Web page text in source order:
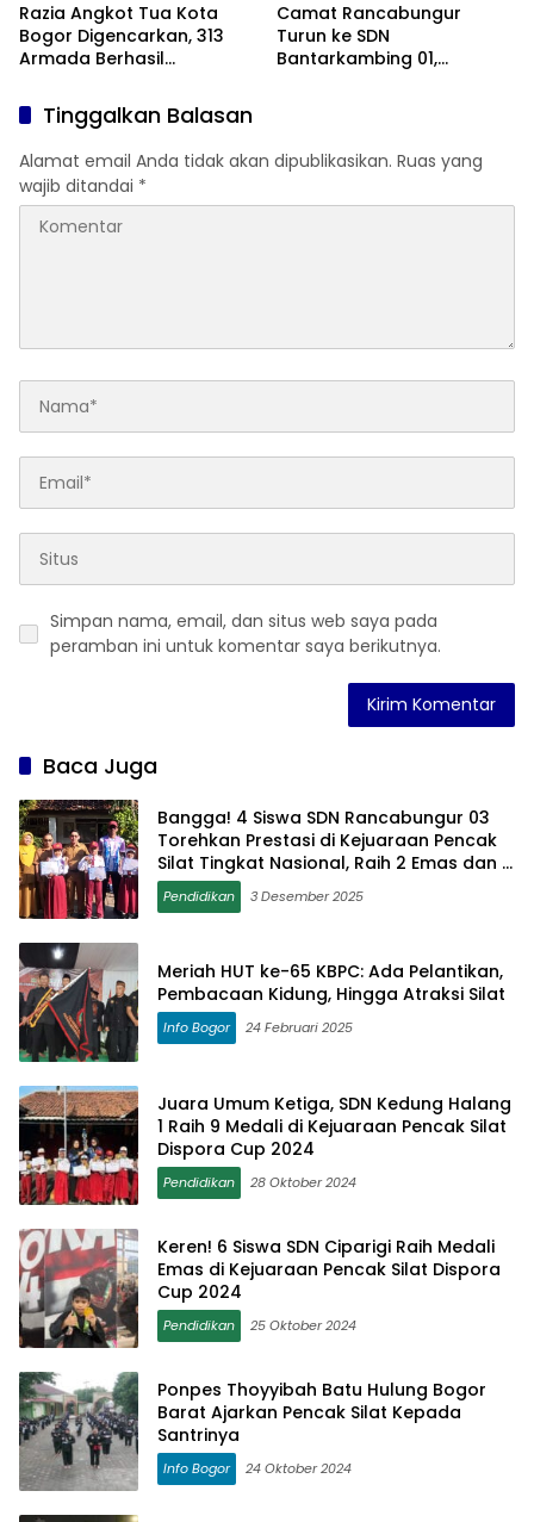
Razia Angkot Tua Kota
Bogor Digencarkan, 313
Armada Berhasil
Camat Rancabungur
Turun ke SDN
Bantarkambing 01,
Tinggalkan Balasan
Alamat email Anda tidak akan dipublikasikan. Ruas yang
wajib ditandai *
Simpan nama, email, dan situs web saya pada
peramban ini untuk komentar saya berikutnya.
Baca Juga
Bangga! 4 Siswa SDN Rancabungur 03
Torehkan Prestasi di Kejuaraan Pencak
Silat Tingkat Nasional, Raih 2 Emas dan 2
Perak
Pendidikan 3 Desember 2025
Meriah HUT ke-65 KBPC: Ada Pelantikan,
Pembacaan Kidung, Hingga Atraksi Silat
Info Bogor 24 Februari 2025
Juara Umum Ketiga, SDN Kedung Halang
1 Raih 9 Medali di Kejuaraan Pencak Silat
Dispora Cup 2024
Pendidikan 28 Oktober 2024
Keren! 6 Siswa SDN Ciparigi Raih Medali
Emas di Kejuaraan Pencak Silat Dispora
Cup 2024
Pendidikan 25 Oktober 2024
Ponpes Thoyyibah Batu Hulung Bogor
Barat Ajarkan Pencak Silat Kepada
Santrinya
Info Bogor 24 Oktober 2024